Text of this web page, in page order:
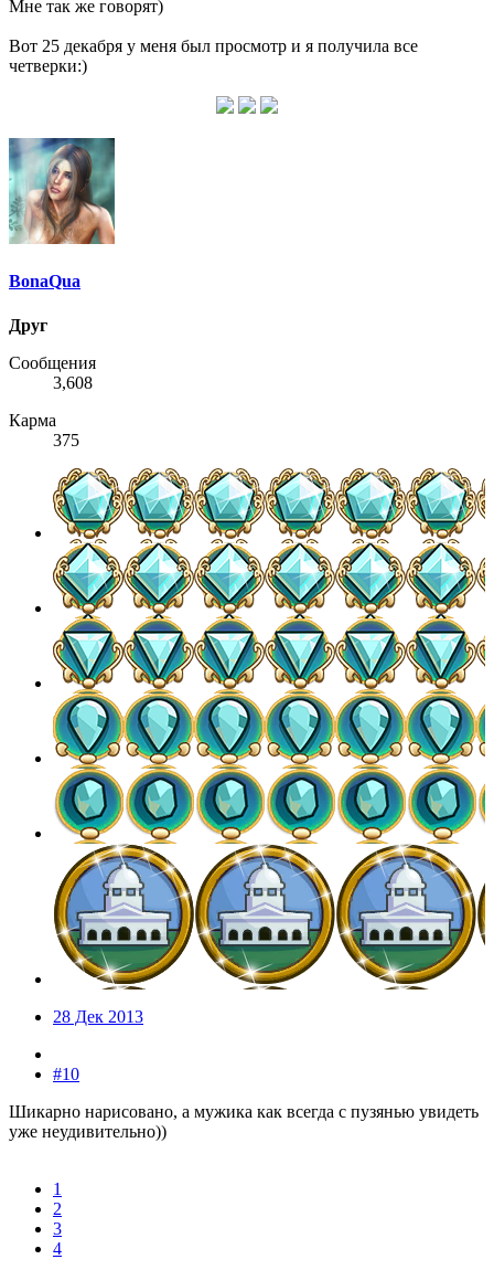
Мне так же говорят)
Вот 25 декабря у меня был просмотр и я получила все
четверки:)
BonaQua
Друг
Сообщения
3,608
Карма
375
28 Дек 2013
#10
Шикарно нарисовано, а мужика как всегда с пузянью увидеть
уже неудивительно))
1
2
3
4